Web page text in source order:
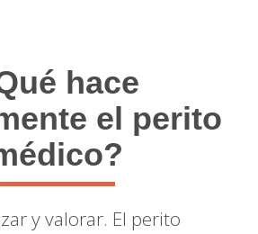
hace
el perito
y valorar. El perito